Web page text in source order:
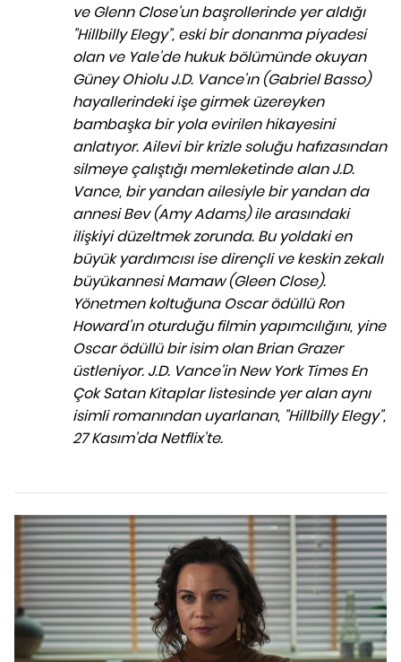
ve Glenn Close'un başrollerinde yer aldığı
"Hillbilly Elegy", eski bir donanma piyadesi
olan ve Yale'de hukuk bölümünde okuyan
Güney Ohiolu J.D. Vance'ın (Gabriel Basso)
hayallerindeki işe girmek üzereyken
bambaşka bir yola evirilen hikayesini
anlatıyor. Ailevi bir krizle soluğu hafızasından
silmeye çalıştığı memleketinde alan J.D.
Vance, bir yandan ailesiyle bir yandan da
annesi Bev (Amy Adams) ile arasındaki
ilişkiyi düzeltmek zorunda. Bu yoldaki en
büyük yardımcısı ise dirençli ve keskin zekalı
büyükannesi Mamaw (Gleen Close).
Yönetmen koltuğuna Oscar ödüllü Ron
Howard'ın oturduğu filmin yapımcılığını, yine
Oscar ödüllü bir isim olan Brian Grazer
üstleniyor. J.D. Vance'in New York Times En
Çok Satan Kitaplar listesinde yer alan aynı
isimli romanından uyarlanan, "Hillbilly Elegy",
27 Kasım'da Netflix'te.